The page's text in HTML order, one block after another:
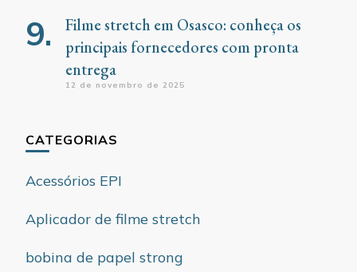
Filme stretch em Osasco: conheça os
principais fornecedores com pronta
entrega
12 de novembro de 2025
CATEGORIAS
Acessórios EPI
Aplicador de filme stretch
bobina de papel strong